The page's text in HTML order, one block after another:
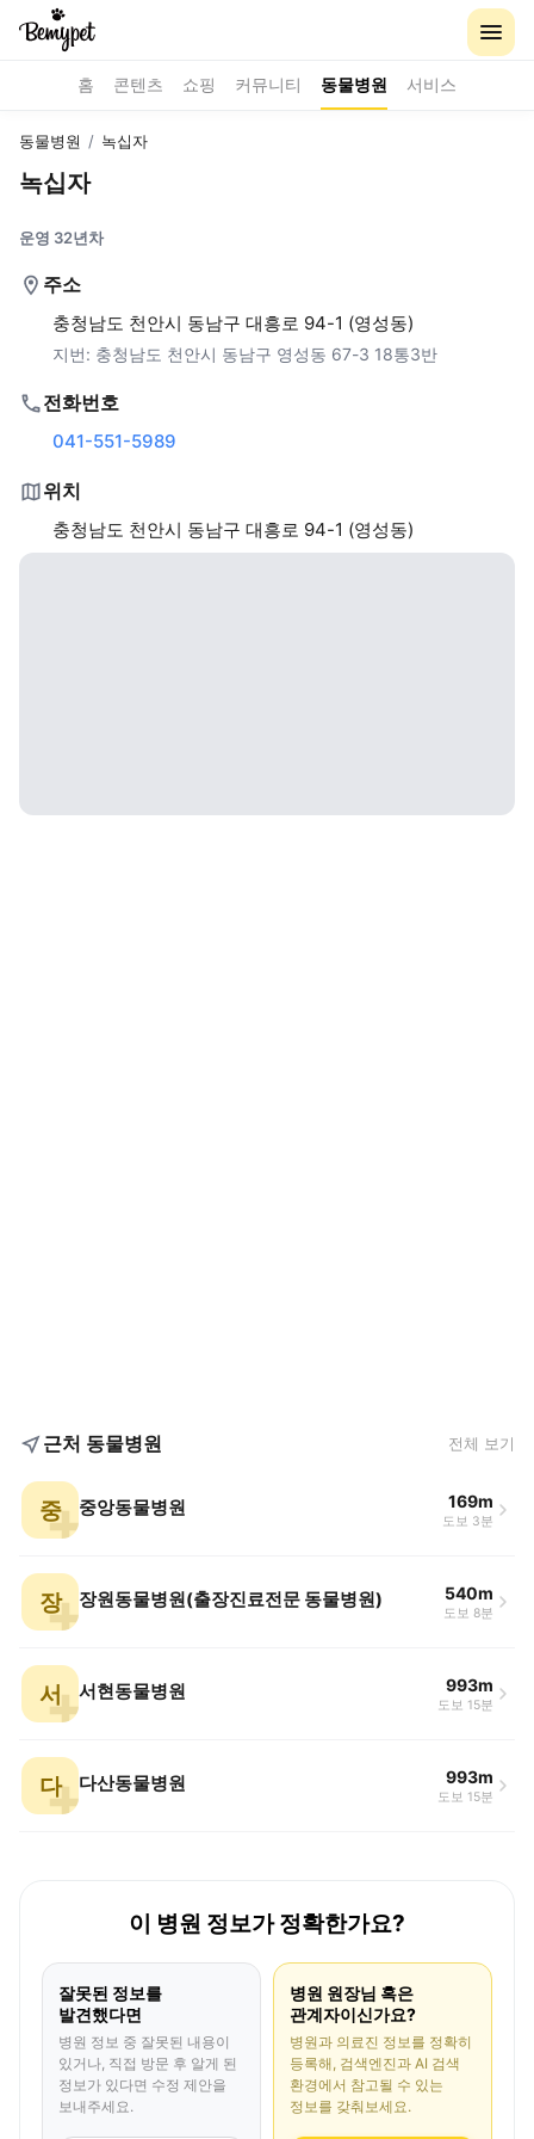
홈 콘텐츠 쇼핑 커뮤니티 동물병원 서비스
동물병원 / 녹십자
녹십자
운영 32년차
주소
충청남도 천안시 동남구 대흥로 94-1 (영성동)
지번: 충청남도 천안시 동남구 영성동 67-3 18통3반
전화번호
041-551-5989
위치
충청남도 천안시 동남구 대흥로 94-1 (영성동)
근처 동물병원 전체 보기
중 중앙동물병원 169m
도보 3분
장 장원동물병원(출장진료전문 동물병원) 540m
도보 8분
서 서현동물병원 993m
도보 15분
다 다산동물병원 993m
도보 15분
이 병원 정보가 정확한가요?
잘못된 정보를
발견했다면
병원 정보 중 잘못된 내용이
있거나, 직접 방문 후 알게 된
정보가 있다면 수정 제안을
보내주세요.
병원 원장님 혹은
관계자이신가요?
병원과 의료진 정보를 정확히
등록해, 검색엔진과 AI 검색
환경에서 참고될 수 있는
정보를 갖춰보세요.